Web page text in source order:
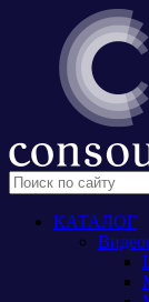
КАТАЛОГ